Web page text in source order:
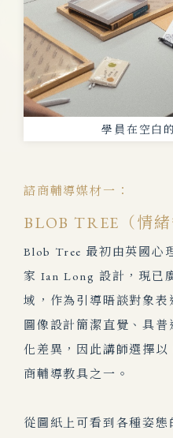
學員在空白
諮商輔導媒材一：
BLOB TREE（情緒
Blob Tree 最初由英國心
家 Ian Long 設計，現已
域，作為引導晤談對象
圖像設計簡潔直覺、具普
化差異，因此講師選擇
商輔導教具之一。
從圖紙上可看到各種姿